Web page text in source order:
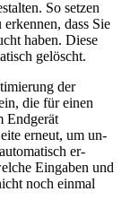
So setzen
dass Sie
haben. Diese
gelöscht.
der
die für einen
Endgerät
erneut, um un-
er-
Eingaben und
noch einmal